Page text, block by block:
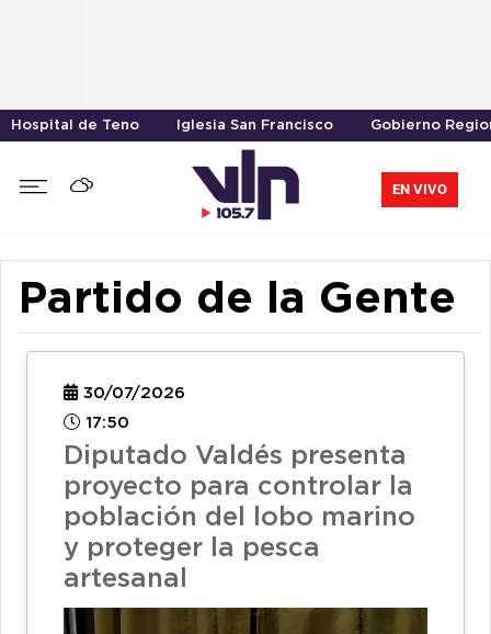
Hospital de Teno Iglesia San Francisco Gobierno
EN VIVO
Partido de la Gente
30/07/2026
17:50
Diputado Valdés presenta
proyecto para controlar la
población del lobo marino
y proteger la pesca
artesanal